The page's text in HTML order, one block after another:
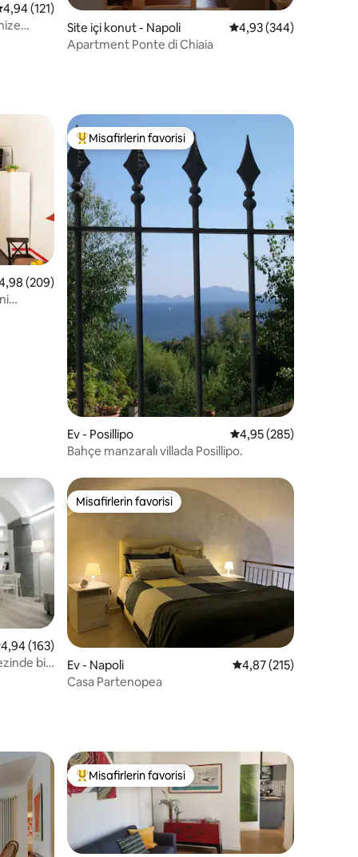
üzerinden ortalama 4,94 puan, 121 değerlendirme
4,94 (121)
Site içi konut - Napoli 5 üzerinden ortalama
4,93 (344)
Apartment Ponte di Chiaia
arasında
ortalama 4,98 puan, 209 değerlendirme
(209)
Misafirlerin favorilerinden en beğenilenler arasında
Misafirlerin favorisi
Ev - Posillipo 5 üzerinden ortalama
4,95 (285)
Bahçe manzaralı villada Posillipo.
arasında
ortalama 4,94 puan, 163 değerlendirme
4,94 (163)
bir
Misafirlerin favorisi
Misafirlerin favorisi
Ev - Napoli 5 üzerinden ortalama
4,87 (215)
Casa Partenopea
Misafirlerin favorilerinden en beğenilenler arasında
Misafirlerin favorisi